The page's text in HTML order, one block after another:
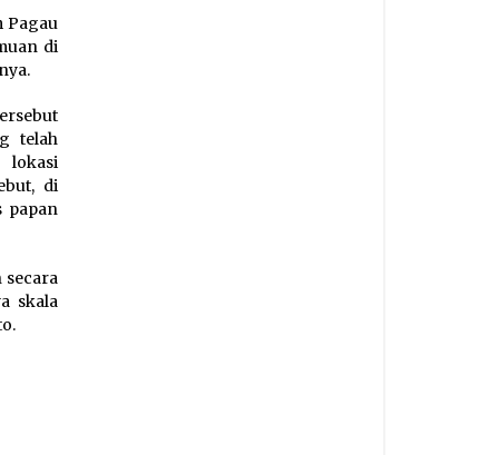
Pagau
di
telah
lokasi
di
papan
secara
skala